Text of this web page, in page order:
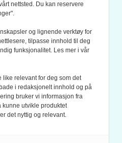
POLICY
AV FAGPRESSEN OG
nettsted. Du kan reservere
og lignende verktøy for
tilpasse innhold til deg
funksjonalitet. Les mer i vår
relevant for deg som det
i redaksjonelt innhold og på
bruker vi informasjon fra
kunne utvikle produktet
det nyttig og relevant.